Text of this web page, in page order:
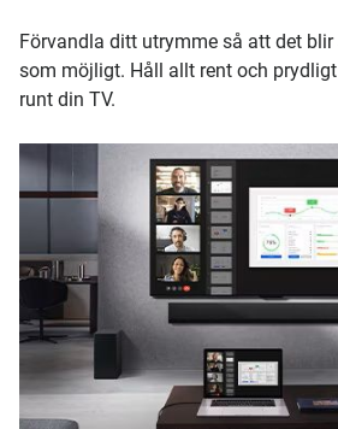
Förvandla ditt utrymme så att det
som möjligt. Håll allt rent och
runt din TV.